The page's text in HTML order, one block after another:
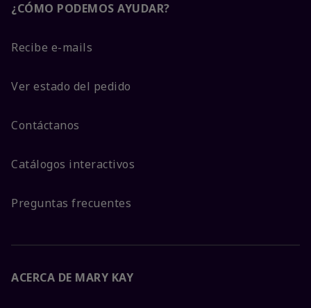
¿CÓMO PODEMOS AYUDAR?
Recibe e-mails
Ver estado del pedido
Contáctanos
Catálogos interactivos
Preguntas frecuentes
ACERCA DE MARY KAY